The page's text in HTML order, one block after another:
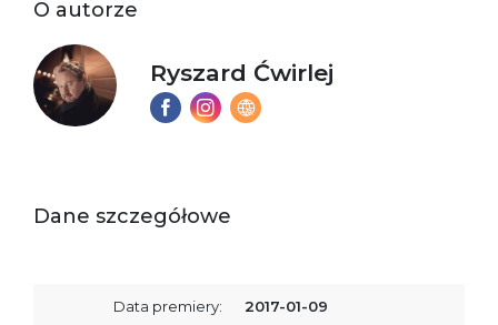
O autorze
Ryszard Ćwirlej
Dane szczegółowe
Data premiery: 2017-01-09